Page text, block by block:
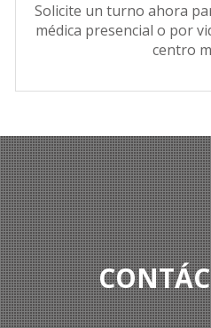
Solicite un turno ahora
médica presencial o por
centro